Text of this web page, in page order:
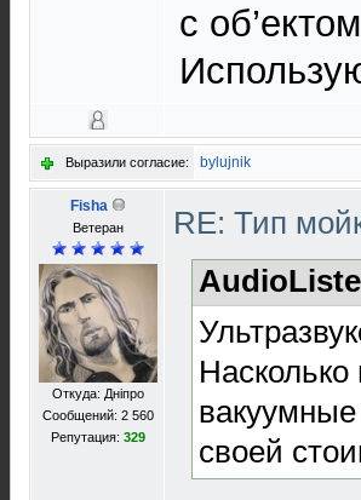
с
Выразили согласие: bylujnik
Fisha
Ветеран
Откуда: Дніпро
Сообщений: 2 560
Репутация: 329
RE: Тип
вакуумные
своей